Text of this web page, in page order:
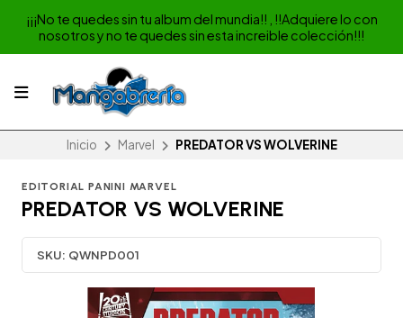
¡¡¡No te quedes sin tu album del mundia!! , !!Adquiere lo con
nosotros y no te quedes sin esta increible colección!!!
Inicio Marvel PREDATOR VS WOLVERINE
EDITORIAL PANINI MARVEL
PREDATOR VS WOLVERINE
SKU: QWNPD001